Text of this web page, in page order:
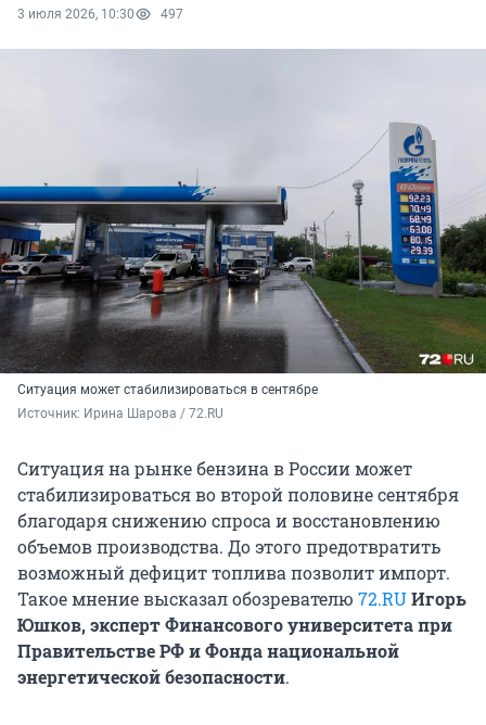
3 июля 2026, 10:30 497
Ситуация может стабилизироваться в сентябре
Источник: Ирина Шарова / 72.RU
Ситуация на рынке бензина в России может
стабилизироваться во второй половине сентября
благодаря снижению спроса и восстановлению
объемов производства. До этого предотвратить
возможный дефицит топлива позволит импорт.
Такое мнение высказал обозревателю 72.RUИгорь
Юшков, эксперт Финансового университета при
Правительстве РФ и Фонда национальной
энергетической безопасности.